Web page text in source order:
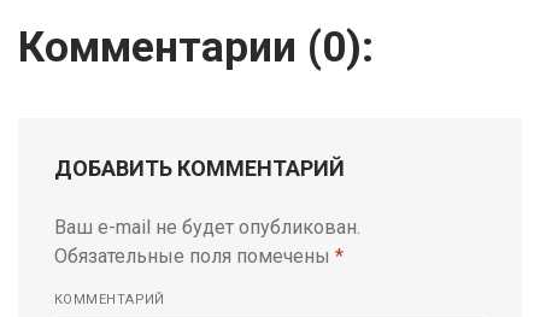
Комментарии (0):
ДОБАВИТЬ КОММЕНТАРИЙ
Ваш e-mail не будет опубликован.
Обязательные поля помечены *
КОММЕНТАРИЙ